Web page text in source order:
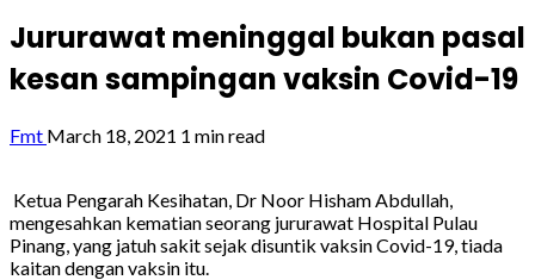
Jururawat meninggal bukan pasal
kesan sampingan vaksin Covid-19
Fmt March 18, 2021 1 min read
Ketua Pengarah Kesihatan, Dr Noor Hisham Abdullah,
mengesahkan kematian seorang jururawat Hospital Pulau
Pinang, yang jatuh sakit sejak disuntik vaksin Covid-19, tiada
kaitan dengan vaksin itu.